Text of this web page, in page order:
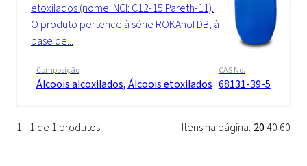
etoxilados (nome INCI: C12-15 Pareth-11).
O produto pertence à série ROKAnol DB, à
base de...
Composição
Álcoois alcoxilados, Álcoois etoxilados
CAS No.
68131-39-5
1 - 1 de 1 produtos Itens na página: 2040 60